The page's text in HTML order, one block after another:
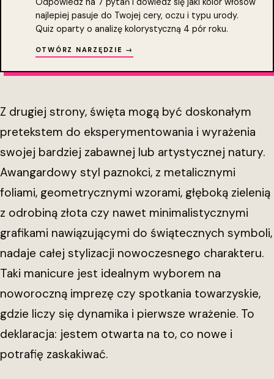
najlepiej pasuje do Twojej cery, oczu i typu urody.
Quiz oparty o analizę kolorystyczną 4 pór roku.
OTWÓRZ NARZĘDZIE →
Z drugiej strony, święta mogą być doskonałym
pretekstem do eksperymentowania i wyrażenia
swojej bardziej zabawnej lub artystycznej natury.
Awangardowy styl paznokci, z metalicznymi
foliami, geometrycznymi wzorami, głęboką zielenią
z odrobiną złota czy nawet minimalistycznymi
grafikami nawiązującymi do świątecznych symboli,
nadaje całej stylizacji nowoczesnego charakteru.
Taki manicure jest idealnym wyborem na
noworoczną imprezę czy spotkania towarzyskie,
gdzie liczy się dynamika i pierwsze wrażenie. To
deklaracja: jestem otwarta na to, co nowe i
potrafię zaskakiwać.